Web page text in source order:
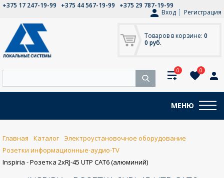
+375 17 247-19-99 +375 44 567-19-99
+375 29 787-19-99
Вход
Регистрация
Товаров в корзине: 0
0 руб.
0 0
МЕНЮ
Главная Каталог
Электроустановочное оборудование
Розетки информационные-аудио-TV
Inspiria - Розетка 2хRJ-45 UTP CAT6 (алюминий)